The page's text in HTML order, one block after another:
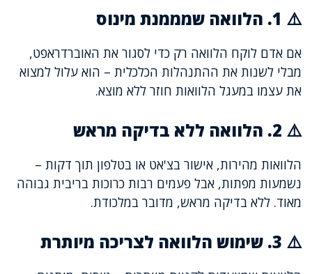
⚠️ 1. הלוואה שמממנת מינוס
אם אדם לוקח הלוואה רק כדי לסגור את האוברדראפט,
מבלי לשנות את ההתנהלות הכלכלית – הוא עלול למצוא
את עצמו במעגל הלוואות חוזר ללא מוצא.
⚠️ 2. הלוואה ללא בדיקה מראש
הלוואות מהירות, אישור בצ'אט או בטלפון תוך דקות –
נשמעות מפתות, אבל פעמים רבות כרוכות בריבית גבוהה
מאוד. ללא בדיקה מראש, מדובר במלכודת.
⚠️ 3. שימוש הלוואה לצריכה מיותרת